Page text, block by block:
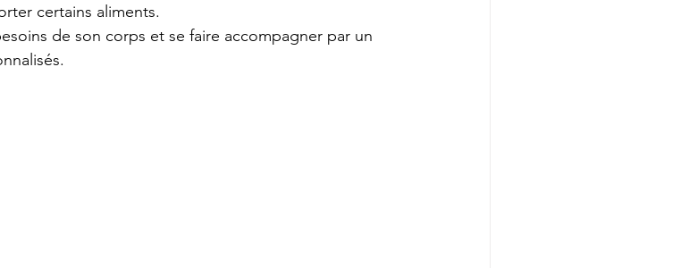
certains aliments.
de son corps et se faire accompagner par un